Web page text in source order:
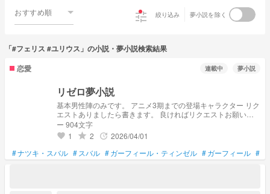
おすすめ順 tune 絞り込み 夢小説を除く
「#フェリス #ユリウス」の小説・夢小説検索結果
恋愛
連載中 夢小説
リゼロ夢小説
基本男性陣のみです。 アニメ3期までの登場キャラクター リク
エストありましたら書きます。 良ければリクエストお願いし
ます。
ー 904文字
favorite 1 grade 2 update 2026/04/01
#ナツキ・スバル # スバル #ガーフィール・ティンゼル #ガーフィール #